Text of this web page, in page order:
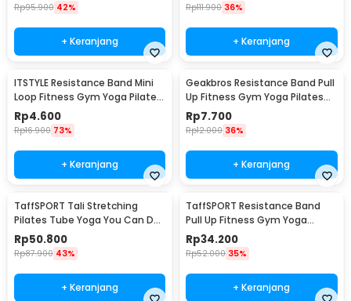
Rp95.900 42%
+ Keranjang
Rp111.900 36%
+ Keranjang
ITSTYLE Resistance Band Mini
Loop Fitness Gym Yoga Pilates
Latex - ITS05
Rp4.600
Rp16.900 73%
+ Keranjang
Geakbros Resistance Band Pull
Up Fitness Gym Yoga Pilates
Karet TPR - GK-YG34
Rp7.700
Rp12.000 36%
+ Keranjang
TaffSPORT Tali Stretching
Pilates Tube Yoga You Can Do
It 11 Set - R11
Rp50.800
Rp87.900 43%
+ Keranjang
TaffSPORT Resistance Band
Pull Up Fitness Gym Yoga
Pilates Latex Size L - Y66OR
Rp34.200
Rp52.000 35%
+ Keranjang